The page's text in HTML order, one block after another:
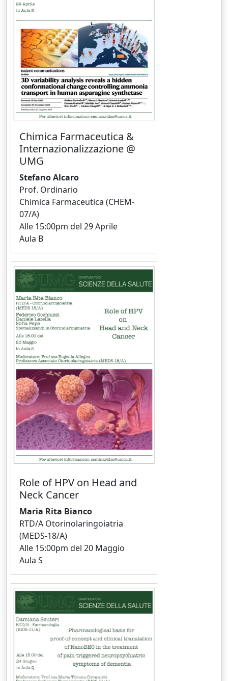
Chimica Farmaceutica &
Internazionalizzazione @
UMG
Stefano Alcaro
Prof. Ordinario
Chimica Farmaceutica (CHEM-
07/A)
Alle 15:00pm del 29 Aprile
Aula B
Role of HPV on Head and
Neck Cancer
Maria Rita Bianco
RTD/A Otorinolaringoiatria
(MEDS-18/A)
Alle 15:00pm del 20 Maggio
Aula S